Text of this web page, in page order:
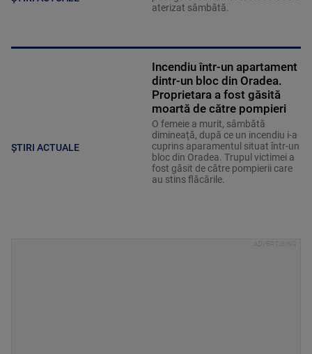
aterizat sâmbătă.
ȘTIRI ACTUALE
Incendiu într-un apartament
dintr-un bloc din Oradea.
Proprietara a fost găsită
moartă de către pompieri
O femeie a murit, sâmbătă
dimineaţă, după ce un incendiu i-a
cuprins aparamentul situat într-un
bloc din Oradea. Trupul victimei a
fost găsit de către pompierii care
au stins flăcările.